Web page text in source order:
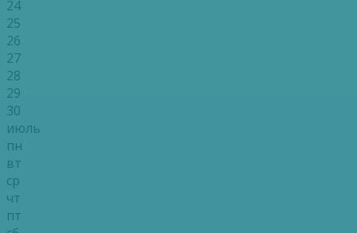
24
25
26
27
28
29
30
июль
пн
вт
ср
чт
пт